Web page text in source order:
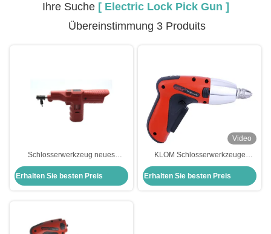
Ihre Suche [ Electric Lock Pick Gun ]
Übereinstimmung 3 Produits
Schlosserwerkzeug neues
elektrisches Schloss-Pick-Gun-Kit
schnelles Entsperrwerkzeug
Erhalten Sie besten Preis
Video
KLOM Schlosserwerkzeuge
elektrische Schließvorrichtung
Schlosseröffner
Erhalten Sie besten Preis